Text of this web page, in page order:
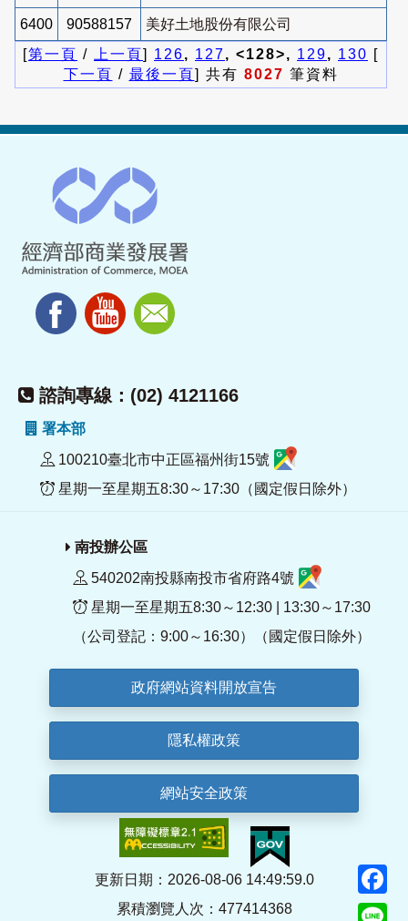
6400 90588157
美好土地股份有限公司
[第一頁 / 上一頁] 126, 127, <128>, 129, 130 [
下一頁 / 最後一頁] 共有 8027 筆資料
諮詢專線：(02) 4121166
署本部
100210臺北市中正區福州街15號
星期一至星期五8:30～17:30（國定假日除外）
南投辦公區
540202南投縣南投市省府路4號
星期一至星期五8:30～12:30 | 13:30～17:30
（公司登記：9:00～16:30）（國定假日除外）
政府網站資料開放宣告
隱私權政策
網站安全政策
更新日期：2026-08-06 14:49:59.0
累積瀏覽人次：477414368